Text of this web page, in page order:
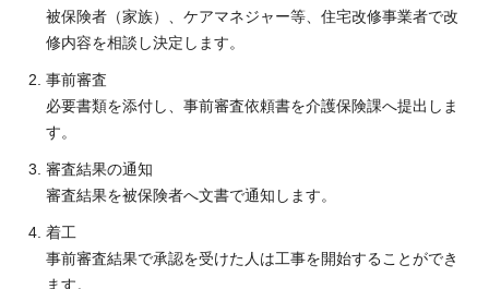
被保険者（家族）、ケアマネジャー等、住宅改修事業者で改
修内容を相談し決定します。
事前審査
必要書類を添付し、事前審査依頼書を介護保険課へ提出しま
す。
審査結果の通知
審査結果を被保険者へ文書で通知します。
着工
事前審査結果で承認を受けた人は工事を開始することができ
ます。